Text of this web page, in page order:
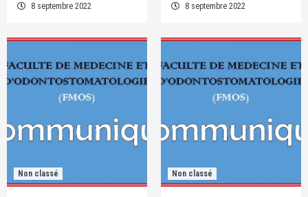
8 septembre 2022 8 septembre 2022
Non classé Non classé